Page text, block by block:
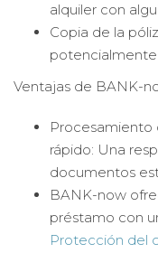
alquiler con
Copia de la
Ventajas de BANK-
Procesamiento
rápido: Una
documentos
BANK-now
préstamo con
Protección del